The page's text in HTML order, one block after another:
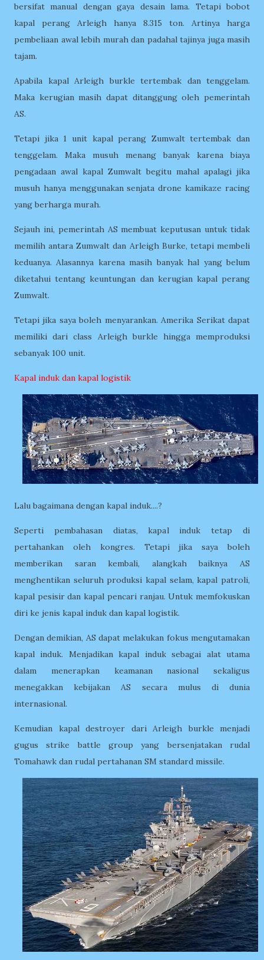
bersifat manual dengan gaya desain lama. Tetapi bobot
kapal perang Arleigh hanya 8.315 ton. Artinya harga
pembeliaan awal lebih murah dan padahal tajinya juga masih
tajam.
Apabila kapal Arleigh burkle tertembak dan tenggelam.
Maka kerugian masih dapat ditanggung oleh pemerintah
AS.
Tetapi jika 1 unit kapal perang Zumwalt tertembak dan
tenggelam. Maka musuh menang banyak karena biaya
pengadaan awal kapal Zumwalt begitu mahal apalagi jika
musuh hanya menggunakan senjata drone kamikaze racing
yang berharga murah.
Sejauh ini, pemerintah AS membuat keputusan untuk tidak
memilih antara Zumwalt dan Arleigh Burke, tetapi membeli
keduanya. Alasannya karena masih banyak hal yang belum
diketahui tentang keuntungan dan kerugian kapal perang
Zumwalt.
Tetapi jika saya boleh menyarankan. Amerika Serikat dapat
memiliki dari class Arleigh burkle hingga memproduksi
sebanyak 100 unit.
Kapal induk dan kapal logistik
Lalu bagaimana dengan kapal induk....?
Seperti pembahasan diatas, kapal induk tetap di
pertahankan oleh kongres. Tetapi jika saya boleh
memberikan saran kembali, alangkah baiknya AS
menghentikan seluruh produksi kapal selam, kapal patroli,
kapal pesisir dan kapal pencari ranjau. Untuk memfokuskan
diri ke jenis kapal induk dan kapal logistik.
Dengan demikian, AS dapat melakukan fokus mengutamakan
kapal induk. Menjadikan kapal induk sebagai alat utama
dalam menerapkan keamanan nasional sekaligus
menegakkan kebijakan AS secara mulus di dunia
internasional.
Kemudian kapal destroyer dari Arleigh burkle menjadi
gugus strike battle group yang bersenjatakan rudal
Tomahawk dan rudal pertahanan SM standard missile.